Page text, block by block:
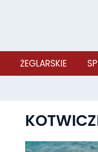
ŻEGLARSKIE